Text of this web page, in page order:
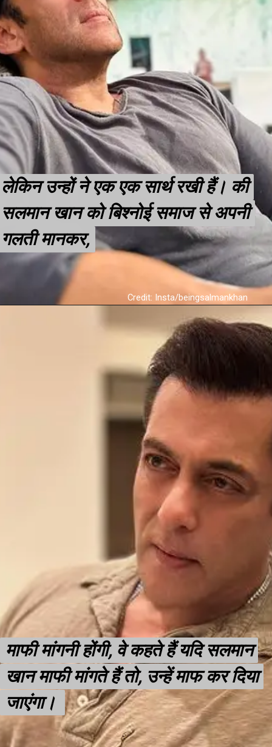
लेकिन उन्हों ने एक एक सार्थ रखी हैं। की
सलमान खान को बिश्नोई समाज से अपनी
गलती मानकर,
लेकिन उन्हों ने एक एक सार्थ रखी हैं। की
सलमान खान को बिश्नोई समाज से अपनी
गलती मानकर,
Credit: Insta/beingsalmankhan
माफी मांगनी होंगी, वे कहते हैं यदि सलमान
खान माफी मांगते हैं तो, उन्हें माफ कर दिया
जाएंगा।
माफी मांगनी होंगी, वे कहते हैं यदि सलमान
खान माफी मांगते हैं तो, उन्हें माफ कर दिया
जाएंगा।